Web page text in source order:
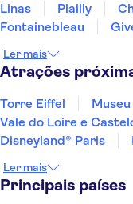
Linas
Plailly
Fontainebleau
Ler mais
Atrações
Torre Eiffel
Vale do Loire e
Disneyland® Paris
Viagens aos arredores
Château de Chambord
Ler mais
Principais países